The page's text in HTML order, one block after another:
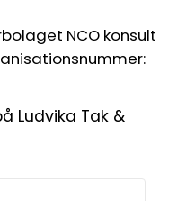
NCO konsult
Ludvika Tak &